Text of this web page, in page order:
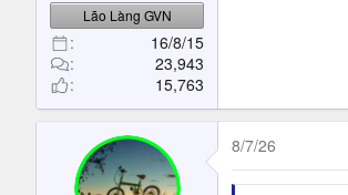
Lão Làng GVN
16/8/15
23,943
15,763
8/7/26